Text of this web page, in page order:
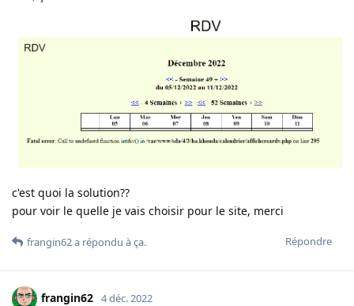
c'est quoi la solution??
pour voir le quelle je vais choisir pour le site, merci
Répondre
frangin62a répondu à ça.
frangin62 4 déc. 2022